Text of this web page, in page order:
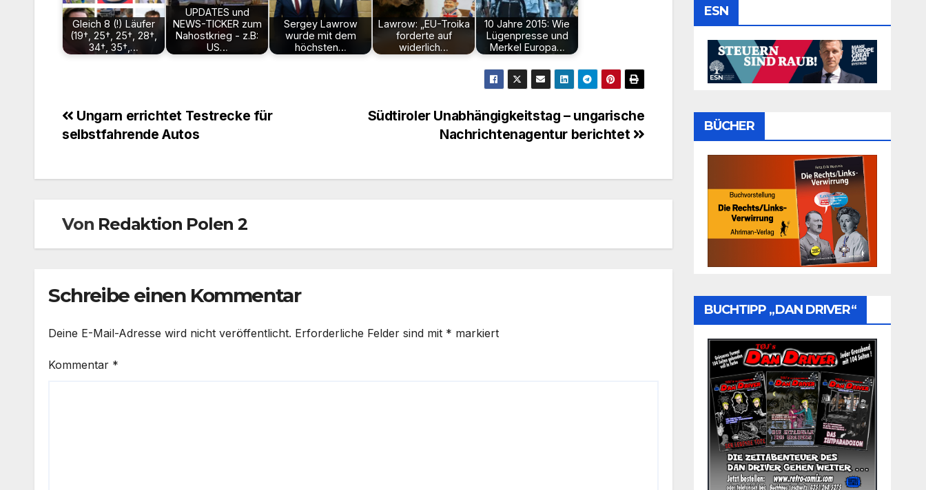
Gleich 8 (!) Läufer
(19†, 25†, 25†, 28†,
34†, 35†,…
UPDATES und
NEWS-TICKER zum
Nahostkrieg - z.B:
US…
Sergey Lawrow
wurde mit dem
höchsten…
Lawrow: „EU-Troika
forderte auf
widerlich…
10 Jahre 2015: Wie
Lügenpresse und
Merkel Europa…
Beitragsnavigation
Südtiroler Unabhängigkeitstag – ungarische
Nachrichtenagentur berichtet
Ungarn errichtet Testrecke für
selbstfahrende Autos
Von Redaktion Polen 2
Schreibe einen Kommentar
Deine E-Mail-Adresse wird nicht veröffentlicht. Erforderliche Felder sind mit * markiert
Kommentar *
ESN
BÜCHER
BUCHTIPP „DAN DRIVER“